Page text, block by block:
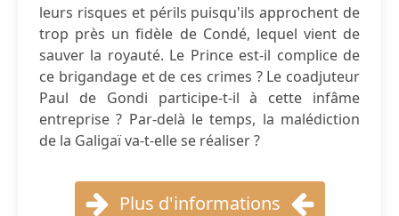
leurs risques et périls puisqu'ils approchent de
trop près un fidèle de Condé, lequel vient de
sauver la royauté. Le Prince est-il complice de
ce brigandage et de ces crimes ? Le coadjuteur
Paul de Gondi participe-t-il à cette infâme
entreprise ? Par-delà le temps, la malédiction
de la Galigaï va-t-elle se réaliser ?
Plus d'informations